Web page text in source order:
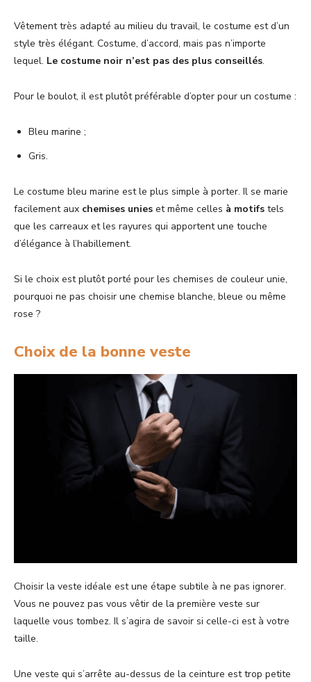
Vêtement très adapté au milieu du travail, le costume est d’un
style très élégant. Costume, d’accord, mais pas n’importe
lequel. Le costume noir n’est pas des plus conseillés.
Pour le boulot, il est plutôt préférable d’opter pour un costume :
Bleu marine ;
Gris.
Le costume bleu marine est le plus simple à porter. Il se marie
facilement aux chemises unies et même celles à motifs tels
que les carreaux et les rayures qui apportent une touche
d’élégance à l’habillement.
Si le choix est plutôt porté pour les chemises de couleur unie,
pourquoi ne pas choisir une chemise blanche, bleue ou même
rose ?
Choix de la bonne veste
Choisir la veste idéale est une étape subtile à ne pas ignorer.
Vous ne pouvez pas vous vêtir de la première veste sur
laquelle vous tombez. Il s’agira de savoir si celle-ci est à votre
taille.
Une veste qui s’arrête au-dessus de la ceinture est trop petite